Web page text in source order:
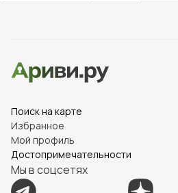
Поиск на карте
Избранное
Мой профиль
Достопримечательности
Мы в соцсетях